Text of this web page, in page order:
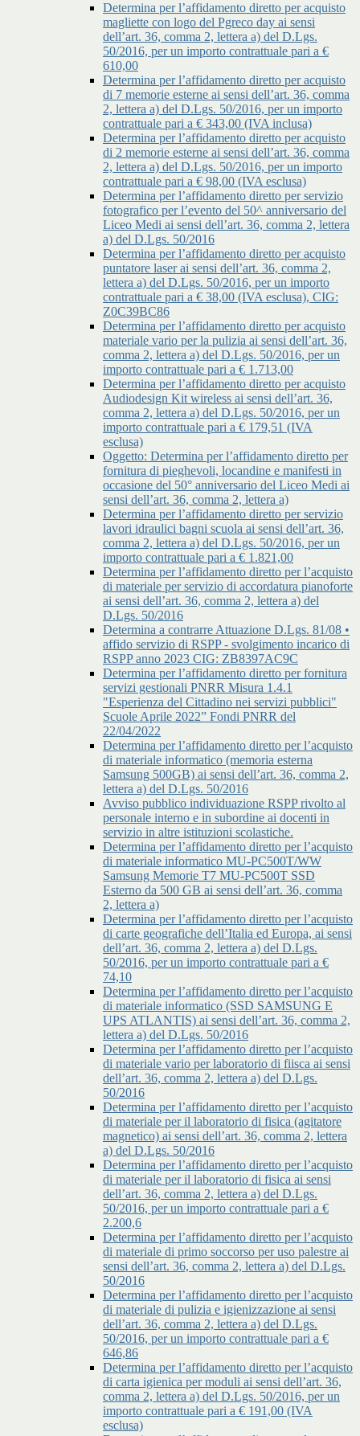
Determina per l’affidamento diretto per acquisto
magliette con logo del Pgreco day ai sensi
dell’art. 36, comma 2, lettera a) del D.Lgs.
50/2016, per un importo contrattuale pari a €
610,00
Determina per l’affidamento diretto per acquisto
di 7 memorie esterne ai sensi dell’art. 36, comma
2, lettera a) del D.Lgs. 50/2016, per un importo
contrattuale pari a € 343,00 (IVA inclusa)
Determina per l’affidamento diretto per acquisto
di 2 memorie esterne ai sensi dell’art. 36, comma
2, lettera a) del D.Lgs. 50/2016, per un importo
contrattuale pari a € 98,00 (IVA esclusa)
Determina per l’affidamento diretto per servizio
fotografico per l’evento del 50^ anniversario del
Liceo Medi ai sensi dell’art. 36, comma 2, lettera
a) del D.Lgs. 50/2016
Determina per l’affidamento diretto per acquisto
puntatore laser ai sensi dell’art. 36, comma 2,
lettera a) del D.Lgs. 50/2016, per un importo
contrattuale pari a € 38,00 (IVA esclusa), CIG:
Z0C39BC86
Determina per l’affidamento diretto per acquisto
materiale vario per la pulizia ai sensi dell’art. 36,
comma 2, lettera a) del D.Lgs. 50/2016, per un
importo contrattuale pari a € 1.713,00
Determina per l’affidamento diretto per acquisto
Audiodesign Kit wireless ai sensi dell’art. 36,
comma 2, lettera a) del D.Lgs. 50/2016, per un
importo contrattuale pari a € 179,51 (IVA
esclusa)
Oggetto: Determina per l’affidamento diretto per
fornitura di pieghevoli, locandine e manifesti in
occasione del 50° anniversario del Liceo Medi ai
sensi dell’art. 36, comma 2, lettera a)
Determina per l’affidamento diretto per servizio
lavori idraulici bagni scuola ai sensi dell’art. 36,
comma 2, lettera a) del D.Lgs. 50/2016, per un
importo contrattuale pari a € 1.821,00
Determina per l’affidamento diretto per l’acquisto
di materiale per servizio di accordatura pianoforte
ai sensi dell’art. 36, comma 2, lettera a) del
D.Lgs. 50/2016
Determina a contrarre Attuazione D.Lgs. 81/08 •
affido servizio di RSPP - svolgimento incarico di
RSPP anno 2023 CIG: ZB8397AC9C
Determina per l’affidamento diretto per fornitura
servizi gestionali PNRR Misura 1.4.1
"Esperienza del Cittadino nei servizi pubblici"
Scuole Aprile 2022” Fondi PNRR del
22/04/2022
Determina per l’affidamento diretto per l’acquisto
di materiale informatico (memoria esterna
Samsung 500GB) ai sensi dell’art. 36, comma 2,
lettera a) del D.Lgs. 50/2016
Avviso pubblico individuazione RSPP rivolto al
personale interno e in subordine ai docenti in
servizio in altre istituzioni scolastiche.
Determina per l’affidamento diretto per l’acquisto
di materiale informatico MU-PC500T/WW
Samsung Memorie T7 MU-PC500T SSD
Esterno da 500 GB ai sensi dell’art. 36, comma
2, lettera a)
Determina per l’affidamento diretto per l’acquisto
di carte geografiche dell’Italia ed Europa, ai sensi
dell’art. 36, comma 2, lettera a) del D.Lgs.
50/2016, per un importo contrattuale pari a €
74,10
Determina per l’affidamento diretto per l’acquisto
di materiale informatico (SSD SAMSUNG E
UPS ATLANTIS) ai sensi dell’art. 36, comma 2,
lettera a) del D.Lgs. 50/2016
Determina per l’affidamento diretto per l’acquisto
di materiale vario per laboratorio di fiisca ai sensi
dell’art. 36, comma 2, lettera a) del D.Lgs.
50/2016
Determina per l’affidamento diretto per l’acquisto
di materiale per il laboratorio di fisica (agitatore
magnetico) ai sensi dell’art. 36, comma 2, lettera
a) del D.Lgs. 50/2016
Determina per l’affidamento diretto per l’acquisto
di materiale per il laboratorio di fisica ai sensi
dell’art. 36, comma 2, lettera a) del D.Lgs.
50/2016, per un importo contrattuale pari a €
2.200,6
Determina per l’affidamento diretto per l’acquisto
di materiale di primo soccorso per uso palestre ai
sensi dell’art. 36, comma 2, lettera a) del D.Lgs.
50/2016
Determina per l’affidamento diretto per l’acquisto
di materiale di pulizia e igienizzazione ai sensi
dell’art. 36, comma 2, lettera a) del D.Lgs.
50/2016, per un importo contrattuale pari a €
646,86
Determina per l’affidamento diretto per l’acquisto
di carta igienica per moduli ai sensi dell’art. 36,
comma 2, lettera a) del D.Lgs. 50/2016, per un
importo contrattuale pari a € 191,00 (IVA
esclusa)